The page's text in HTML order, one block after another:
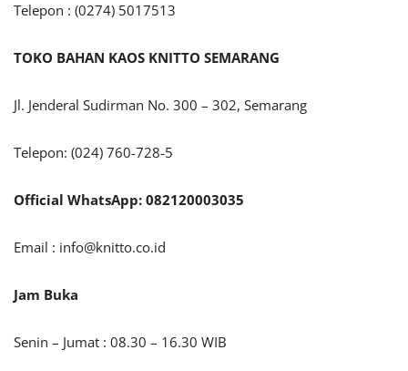
Telepon : (0274) 5017513
TOKO BAHAN KAOS KNITTO SEMARANG
Jl. Jenderal Sudirman No. 300 – 302, Semarang
Telepon: (024) 760-728-5
Official WhatsApp: 082120003035
Email : info@knitto.co.id
Jam Buka
Senin – Jumat : 08.30 – 16.30 WIB